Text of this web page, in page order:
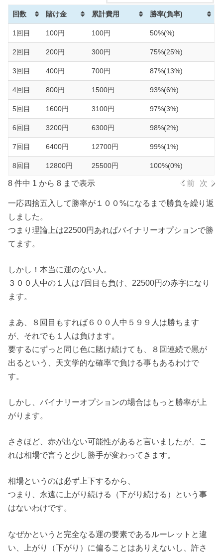
回数 賭け金 累計費用 勝率(負率)
1回目 100円 100円 50%(%)
2回目 200円 300円 75%(25%)
3回目 400円 700円 87%(13%)
4回目 800円 1500円 93%(6%)
5回目 1600円 3100円 97%(3%)
6回目 3200円 6300円 98%(2%)
7回目 6400円 12700円 99%(1%)
8回目 12800円 25500円 100%(0%)
8 件中 1 から 8 まで表示 前 次
一応四捨五入して勝率が１００%になるまで勝負を繰り返
しました。
つまり理論上は22500円あればバイナリーオプションで勝
てます。
しかし！本当に運のない人。
３００人中の１人は7回目も負け、22500円の赤字になり
ます。
まあ、８回目もすれば６００人中５９９人は勝ちます
が、それでも１人は負けます。
要するにずっと同じ色に賭け続けても、８回連続で黒が
出るという、天文学的な確率で負ける事もあるわけで
す。
しかし、バイナリーオプションの場合はもっと勝率が上
がります。
さきほど、赤が出ない可能性があると言いましたが、こ
れは相場で言うと少し勝手が変わってきます。
相場というのは必ず上下するから、
つまり、永遠に上がり続ける（下がり続ける）という事
はないわけです。
なぜかというと完全なる運の要素であるルーレットと違
い、上がり（下がり）に偏ることはありえないし、許さ